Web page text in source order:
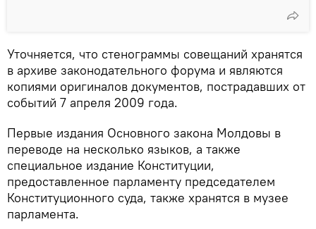
Уточняется, что стенограммы совещаний хранятся
в архиве законодательного форума и являются
копиями оригиналов документов, пострадавших от
событий 7 апреля 2009 года.
Первые издания Основного закона Молдовы в
переводе на несколько языков, а также
специальное издание Конституции,
предоставленное парламенту председателем
Конституционного суда, также хранятся в музее
парламента.